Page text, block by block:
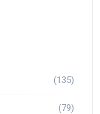
(135)
(79)